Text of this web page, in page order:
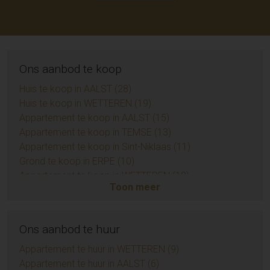
Ons aanbod te koop
Huis te koop in AALST (28)
Huis te koop in WETTEREN (19)
Appartement te koop in AALST (15)
Appartement te koop in TEMSE (13)
Appartement te koop in Sint-Niklaas (11)
Grond te koop in ERPE (10)
Appartement te koop in WETTEREN (10)
Eengezinswoning te koop in BRAINE-LE-COMTE (9)
Opbrengsteigendom te koop in AALST (6)
Huis te koop in Sint-Niklaas (5)
Grond te koop in BIEVRE (4)
Toon meer
Ons aanbod te huur
Appartement te huur in WETTEREN (9)
Appartement te huur in AALST (6)